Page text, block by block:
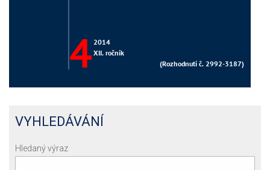
VYHLEDÁVÁNÍ
Hledaný výraz